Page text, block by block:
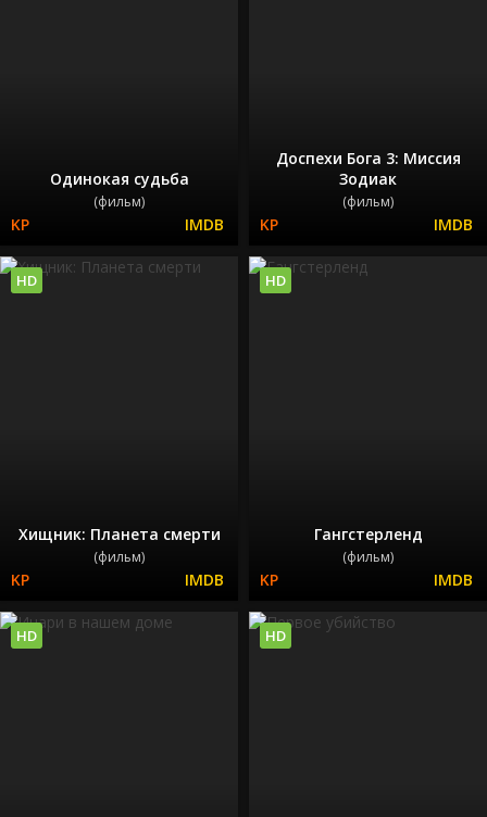
Одинокая судьба
(фильм)
Доспехи Бога 3: Миссия
Зодиак
(фильм)
Хищник: Планета смерти
(фильм)
HD
Гангстерленд
(фильм)
HD
HD HD